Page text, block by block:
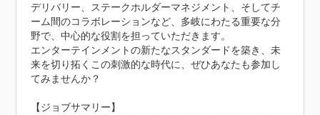
デリバリー、ステークホルダーマネジメント、そしてチ
ーム間のコラボレーションなど、多岐にわたる重要な分
野で、中心的な役割を担っていただきます。
エンターテインメントの新たなスタンダードを築き、未
来を切り拓くこの刺激的な時代に、ぜひあなたも参加し
てみませんか？
【ジョブサマリー】